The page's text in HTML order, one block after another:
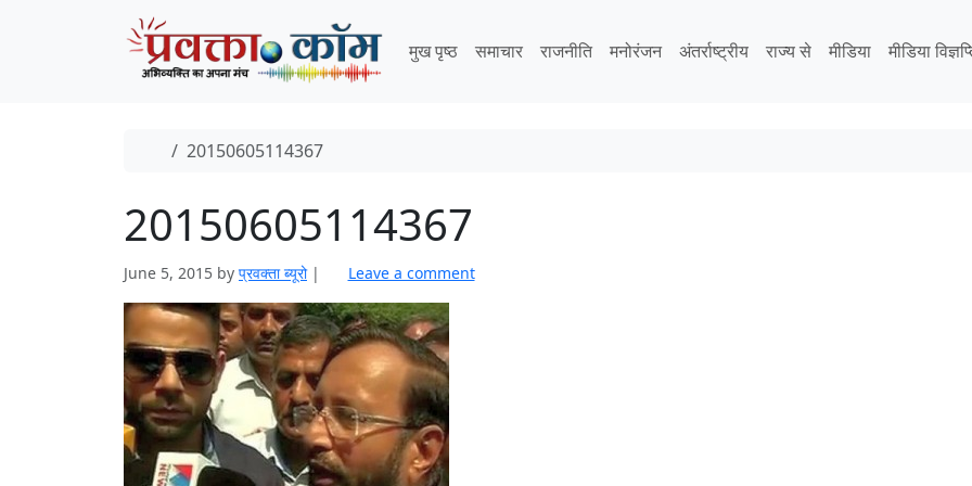
मुख पृष्ठ
समाचार राजनीति मनोरंजन अंतर्राष्ट्रीय राज्य से मीडिया मीडिया
Home
20150605114367
20150605114367
June 5, 2015 by प्रवक्ता ब्यूरो | Leave a comment